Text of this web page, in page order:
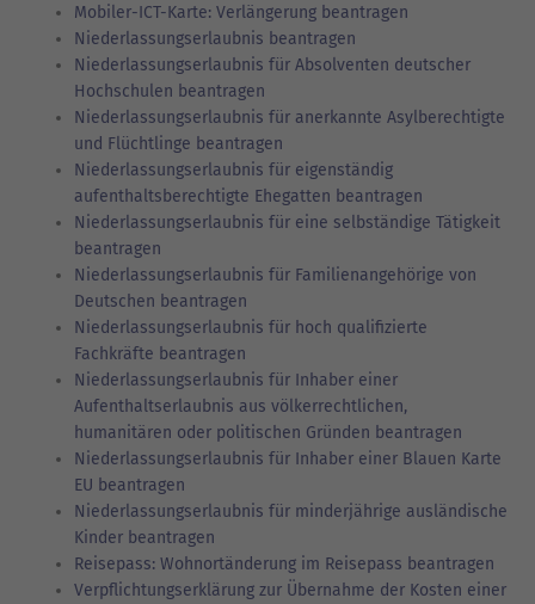
Mobiler-ICT-Karte: Verlängerung beantragen
Niederlassungserlaubnis beantragen
Niederlassungserlaubnis für Absolventen deutscher
Hochschulen beantragen
Niederlassungserlaubnis für anerkannte Asylberechtigte
und Flüchtlinge beantragen
Niederlassungserlaubnis für eigenständig
aufenthaltsberechtigte Ehegatten beantragen
Niederlassungserlaubnis für eine selbständige Tätigkeit
beantragen
Niederlassungserlaubnis für Familienangehörige von
Deutschen beantragen
Niederlassungserlaubnis für hoch qualifizierte
Fachkräfte beantragen
Niederlassungserlaubnis für Inhaber einer
Aufenthaltserlaubnis aus völkerrechtlichen,
humanitären oder politischen Gründen beantragen
Niederlassungserlaubnis für Inhaber einer Blauen Karte
EU beantragen
Niederlassungserlaubnis für minderjährige ausländische
Kinder beantragen
Reisepass: Wohnortänderung im Reisepass beantragen
Verpflichtungserklärung zur Übernahme der Kosten einer